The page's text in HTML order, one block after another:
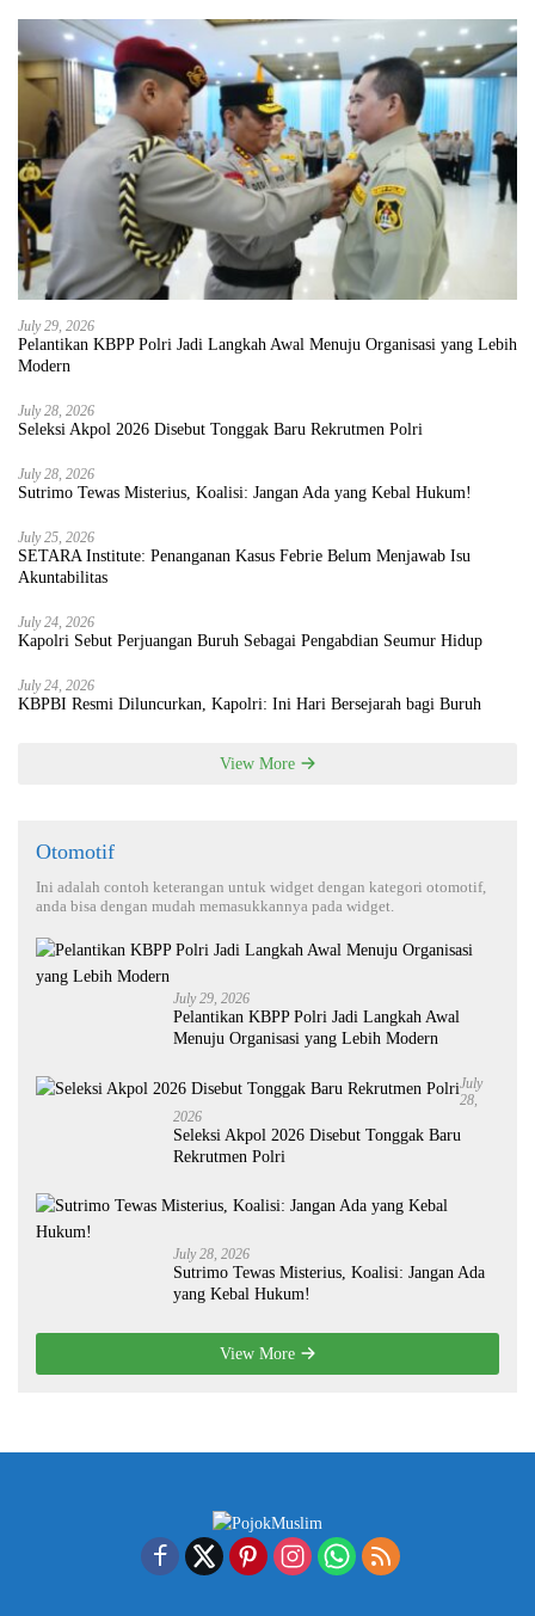
July 29, 2026
Pelantikan KBPP Polri Jadi Langkah Awal Menuju Organisasi yang Lebih
Modern
July 28, 2026
Seleksi Akpol 2026 Disebut Tonggak Baru Rekrutmen Polri
July 28, 2026
Sutrimo Tewas Misterius, Koalisi: Jangan Ada yang Kebal Hukum!
July 25, 2026
SETARA Institute: Penanganan Kasus Febrie Belum Menjawab Isu
Akuntabilitas
July 24, 2026
Kapolri Sebut Perjuangan Buruh Sebagai Pengabdian Seumur Hidup
July 24, 2026
KBPBI Resmi Diluncurkan, Kapolri: Ini Hari Bersejarah bagi Buruh
View More
Otomotif
Ini adalah contoh keterangan untuk widget dengan kategori otomotif,
anda bisa dengan mudah memasukkannya pada widget.
July 29, 2026
Pelantikan KBPP Polri Jadi Langkah Awal
Menuju Organisasi yang Lebih Modern
July
28,
2026
Seleksi Akpol 2026 Disebut Tonggak Baru
Rekrutmen Polri
July 28, 2026
Sutrimo Tewas Misterius, Koalisi: Jangan Ada
yang Kebal Hukum!
View More